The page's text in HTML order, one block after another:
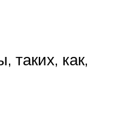
таких, как,